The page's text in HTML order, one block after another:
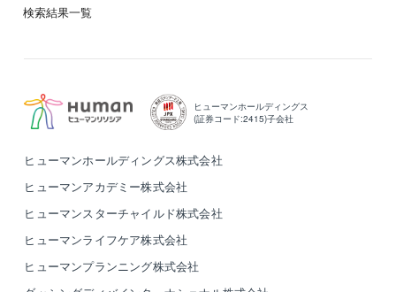
だ」という印象を持たれることが多いとのことです
現場の判断を優先して仕事を進められる環境も整っ
ており、多くの社員さんから「想像以上に、自分の思
うように仕事ができる」という声があがっています。
○お子さまの人数に応じて支給される教育補助手当や、
つ。
○大企業らしからぬ自由さと、大企業らしいサポート体
制を併せ持った、社員が働きやすい会社です。
検索結果一覧
ヒューマンホールディングス
(証券コード:2415)子会社
ヒューマンホールディングス株式会社
ヒューマンアカデミー株式会社
ヒューマンスターチャイルド株式会社
ヒューマンライフケア株式会社
ヒューマンプランニング株式会社